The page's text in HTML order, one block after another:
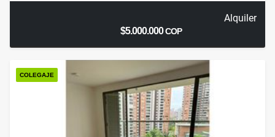
Alquiler
$5.000.000COP
COLEGAJE